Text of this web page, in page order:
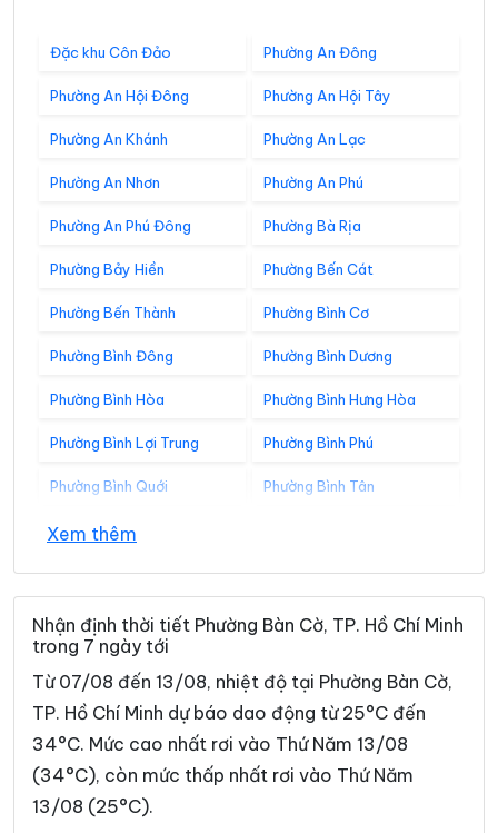
Đặc khu Côn Đảo Phường An Đông
Phường An Hội Đông Phường An Hội Tây
Phường An Khánh Phường An Lạc
Phường An Nhơn Phường An Phú
Phường An Phú Đông Phường Bà Rịa
Phường Bảy Hiền Phường Bến Cát
Phường Bến Thành Phường Bình Cơ
Phường Bình Đông Phường Bình Dương
Phường Bình Hòa Phường Bình Hưng Hòa
Phường Bình Lợi Trung Phường Bình Phú
Phường Bình Quới Phường Bình Tân
Phường Bình Tây
Phường Bình Thới Phường Bình Tiên
Phường Bình Trị Đông Phường Bình Trưng
Phường Cát Lái
Phường Cầu Ông Lãnh Phường Chánh Hiệp
Phường Chánh Hưng Phường Chánh Phú Hòa
Phường Chợ Lớn
Xem thêm
Nhận định thời tiết Phường Bàn Cờ, TP. Hồ Chí Minh
trong 7 ngày tới
Từ 07/08 đến 13/08, nhiệt độ tại Phường Bàn Cờ,
TP. Hồ Chí Minh dự báo dao động từ 25°C đến
34°C. Mức cao nhất rơi vào Thứ Năm 13/08
(34°C), còn mức thấp nhất rơi vào Thứ Năm
13/08 (25°C).